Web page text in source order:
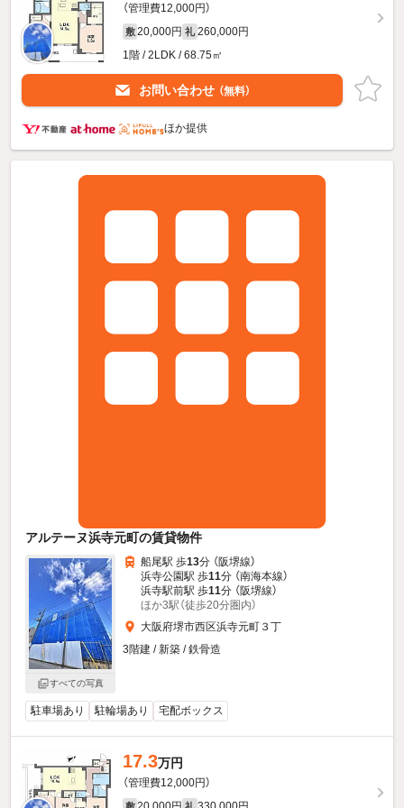
（管理費12,000円）
敷 20,000円 礼 260,000円
1階 / 2LDK / 68.75㎡
お問い合わせ （無料）
ほか提供
アルテーヌ浜寺元町の賃貸物件
すべての写真
船尾駅 歩13分 （阪堺線）
浜寺公園駅 歩11分 （南海本線）
浜寺駅前駅 歩11分 （阪堺線）
ほか3駅（徒歩20分圏内）
大阪府堺市西区浜寺元町３丁
3階建 / 新築 / 鉄骨造
駐車場あり 駐輪場あり 宅配ボックス
17.3万円
（管理費12,000円）